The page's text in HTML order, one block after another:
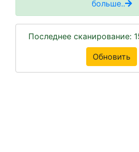
больше..
Последнее сканирование:
Обновить